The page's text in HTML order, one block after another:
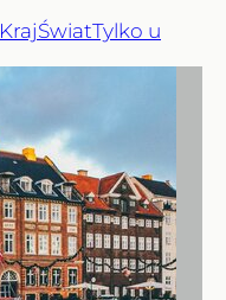
KrajŚwiatTylko u